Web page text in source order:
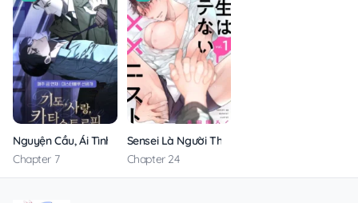
Nguyện Cầu, Ái Tình, Tai Ương
Chapter 7
Sensei Là Người Thích Chơi Mông
Chapter 24